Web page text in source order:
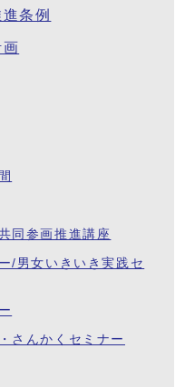
条例
同参画推進講座
/男女いきいき実践セ
さんかくセミナー